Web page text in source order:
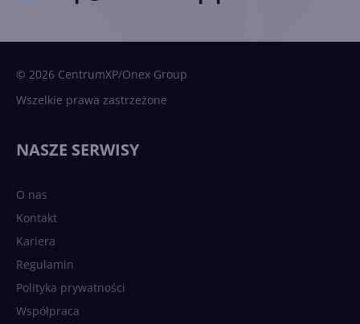
© 2026 CentrumXP/Onex Group
Wszelkie prawa zastrzeżone
NASZE SERWISY
O nas
Kontakt
Kariera
Regulamin
Polityka prywatności
Współpraca